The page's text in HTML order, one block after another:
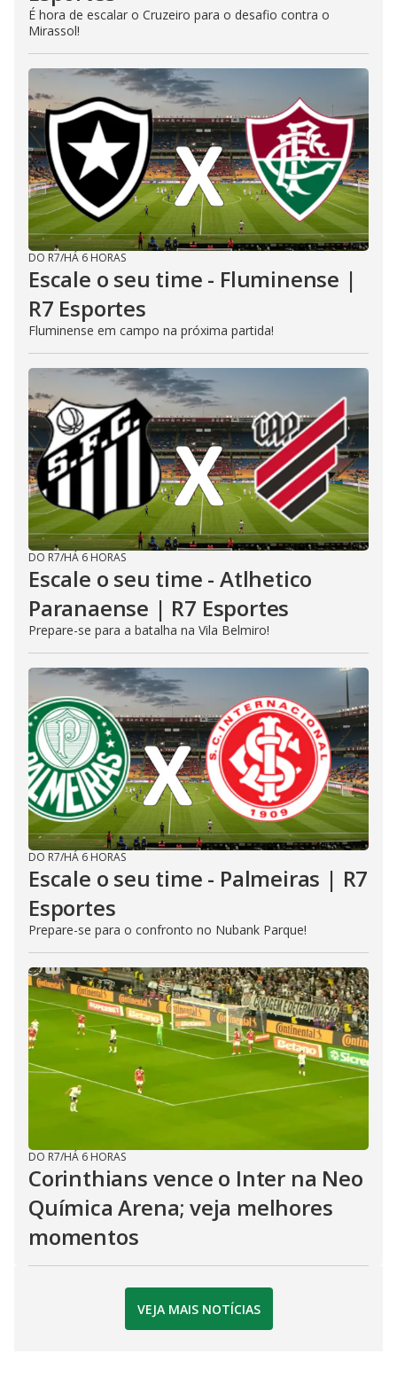
É hora de escalar o Cruzeiro para o desafio contra o
Mirassol!
DO R7/HÁ 6 HORAS
Escale o seu time - Fluminense |
R7 Esportes
Fluminense em campo na próxima partida!
DO R7/HÁ 6 HORAS
Escale o seu time - Atlhetico
Paranaense | R7 Esportes
Prepare-se para a batalha na Vila Belmiro!
DO R7/HÁ 6 HORAS
Escale o seu time - Palmeiras | R7
Esportes
Prepare-se para o confronto no Nubank Parque!
DO R7/HÁ 6 HORAS
Corinthians vence o Inter na Neo
Química Arena; veja melhores
momentos
VEJA MAIS NOTÍCIAS